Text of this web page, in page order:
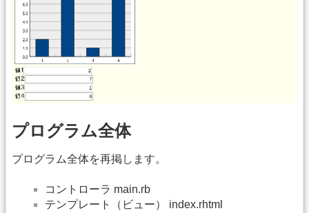
プログラム全体
プログラム全体を再掲します。
コントローラ main.rb
テンプレート（ビュー） index.rhtml